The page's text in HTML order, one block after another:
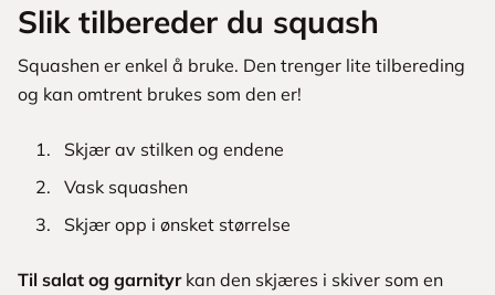
Slik tilbereder du squash
Squashen er enkel å bruke. Den trenger lite tilbereding
og kan omtrent brukes som den er!
Skjær av stilken og endene
Vask squashen
Skjær opp i ønsket størrelse
Til salat og garnityr kan den skjæres i skiver som en